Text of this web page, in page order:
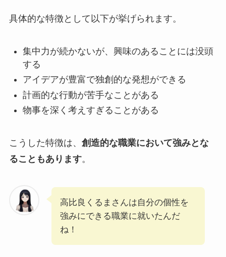
具体的な特徴として以下が挙げられます。
集中力が続かないが、興味のあることには没頭
する
アイデアが豊富で独創的な発想ができる
計画的な行動が苦手なことがある
物事を深く考えすぎることがある
こうした特徴は、 創造的な職業において強みとな
ることもあります。
高比良くるまさんは自分の個性を
強みにできる職業に就いたんだ
ね！